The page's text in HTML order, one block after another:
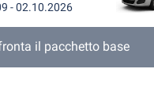
- 02.10.2026
il pacchetto base